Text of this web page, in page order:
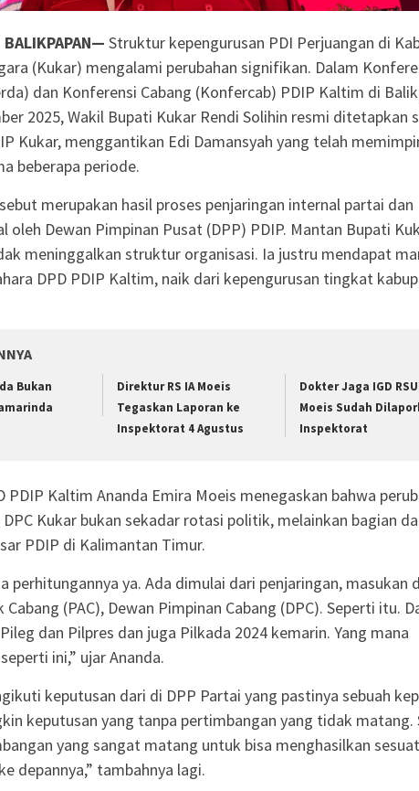
Struktur kepengurusan PDI Perjuangan di
(Kukar) mengalami perubahan signifikan. Dalam
dan Konferensi Cabang (Konfercab) PDIP Kaltim di
2025, Wakil Bupati Kukar Rendi Solihin resmi ditetapkan
Kukar, menggantikan Edi Damansyah yang telah
beberapa periode.
merupakan hasil proses penjaringan internal partai dan
oleh Dewan Pimpinan Pusat (DPP) PDIP. Mantan Bupati
meninggalkan struktur organisasi. Ia justru mendapat
DPD PDIP Kaltim, naik dari kepengurusan tingkat
Bukan
Direktur RS IA Moeis
Tegaskan Laporan ke
Inspektorat 4 Agustus
Dokter Jaga IGD
Moeis Sudah
Inspektorat
PDIP Kaltim Ananda Emira Moeis menegaskan bahwa
DPC Kukar bukan sekadar rotasi politik, melainkan bagian
PDIP di Kalimantan Timur.
perhitungannya ya. Ada dimulai dari penjaringan, masukan
Cabang (PAC), Dewan Pimpinan Cabang (DPC). Seperti itu.
dan Pilpres dan juga Pilkada 2024 kemarin. Yang mana
ini,” ujar Ananda.
keputusan dari di DPP Partai yang pastinya sebuah
keputusan yang tanpa pertimbangan yang tidak matang.
yang sangat matang untuk bisa menghasilkan
depannya,” tambahnya lagi.